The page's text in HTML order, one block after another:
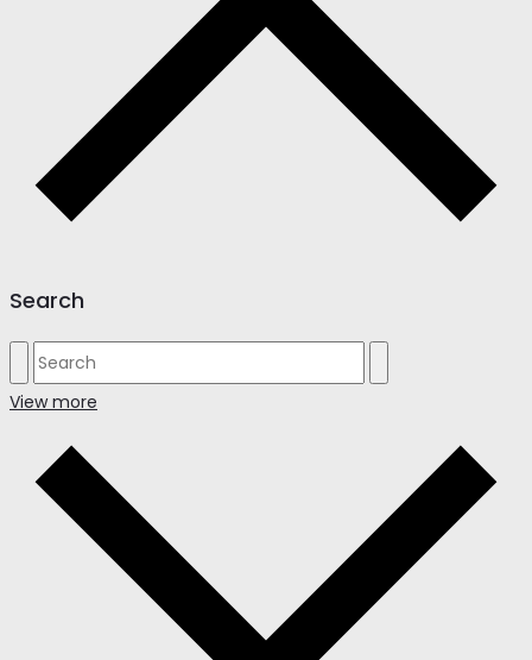
Search
View more